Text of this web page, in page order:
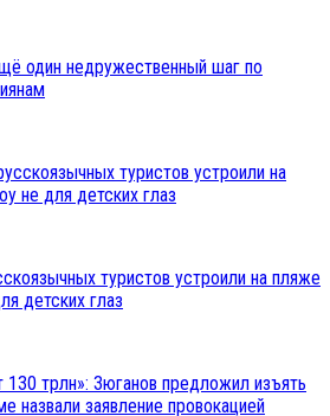
один недружественный шаг по
туристов устроили на пляже
детских глаз